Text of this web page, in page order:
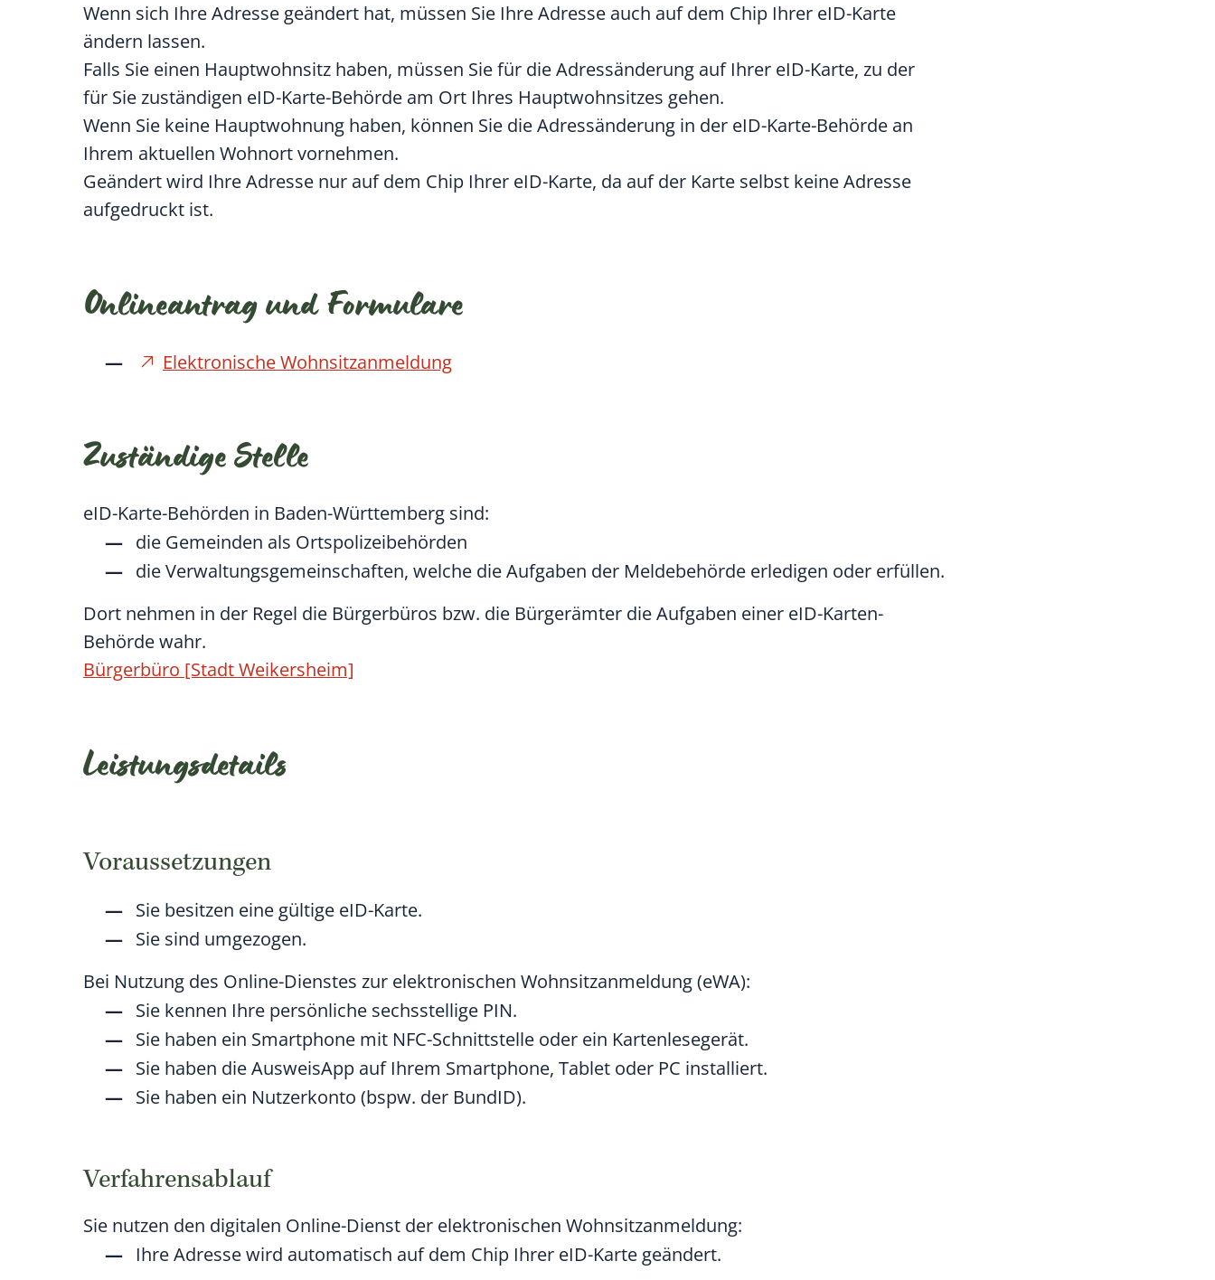
Wenn sich Ihre Adresse geändert hat, müssen Sie Ihre Adresse auch auf dem Chip Ihrer eID-Karte
ändern lassen.
Falls Sie einen Hauptwohnsitz haben, müssen Sie für die Adressänderung auf Ihrer eID-Karte, zu der
für Sie zuständigen eID-Karte-Behörde am Ort Ihres Hauptwohnsitzes gehen.
Wenn Sie keine Hauptwohnung haben, können Sie die Adressänderung in der eID-Karte-Behörde an
Ihrem aktuellen Wohnort vornehmen.
Geändert wird Ihre Adresse nur auf dem Chip Ihrer eID-Karte, da auf der Karte selbst keine Adresse
aufgedruckt ist.
Onlineantrag und Formulare
Elektronische Wohnsitzanmeldung
Zuständige Stelle
eID-Karte-Behörden in Baden-Württemberg sind:
die Gemeinden als Ortspolizeibehörden
die Verwaltungsgemeinschaften, welche die Aufgaben der Meldebehörde erledigen oder erfüllen.
Dort nehmen in der Regel die Bürgerbüros bzw. die Bürgerämter die Aufgaben einer eID-Karten-
Behörde wahr.
Bürgerbüro [Stadt Weikersheim]
Leistungsdetails
Voraussetzungen
Sie besitzen eine gültige eID-Karte.
Sie sind umgezogen.
Bei Nutzung des Online-Dienstes zur elektronischen Wohnsitzanmeldung (eWA):
Sie kennen Ihre persönliche sechsstellige PIN.
Sie haben ein Smartphone mit NFC-Schnittstelle oder ein Kartenlesegerät.
Sie haben die AusweisApp auf Ihrem Smartphone, Tablet oder PC installiert.
Sie haben ein Nutzerkonto (bspw. der BundID).
Verfahrensablauf
Sie nutzen den digitalen Online-Dienst der elektronischen Wohnsitzanmeldung:
Ihre Adresse wird automatisch auf dem Chip Ihrer eID-Karte geändert.